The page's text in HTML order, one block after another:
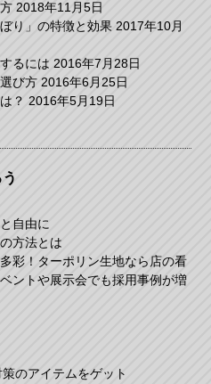
2018年11月5日
り」の特徴と効果 2017年10月
るには 2016年7月28日
び方 2016年6月25日
？ 2016年5月19日
自由に
方法とは
彩！ターポリン生地なら店の看
ントや展示会でも採用事例が増
のアイテムをゲット